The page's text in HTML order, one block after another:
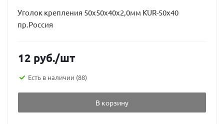
Уголок крепления 50х50х40х2,0мм KUR-50х40
пр.Россия
12 руб./шт
Есть в наличии (88)
В корзину